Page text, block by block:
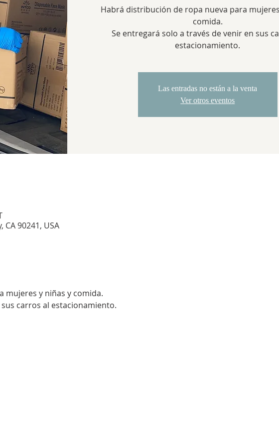
Habrá distribución de ropa nueva para
comida.
Se entregará solo a través de venir en sus
estacionamiento.
Las entradas no están a la venta
Ver otros eventos
90241, USA
mujeres y niñas y comida.
carros al estacionamiento.